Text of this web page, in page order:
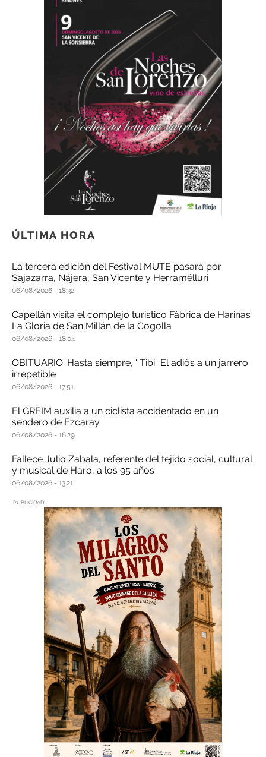
ÚLTIMA HORA
La tercera edición del Festival MUTE pasará por
Sajazarra, Nájera, San Vicente y Herramélluri
06/08/2026 18:32
Capellán visita el complejo turístico Fábrica de Harinas
La Gloria de San Millán de la Cogolla
06/08/2026 18:04
OBITUARIO: Hasta siempre, ‘ Tibi’. El adiós a un jarrero
irrepetible
06/08/2026 17:51
El GREIM auxilia a un ciclista accidentado en un
sendero de Ezcaray
06/08/2026 16:29
Fallece Julio Zabala, referente del tejido social, cultural
y musical de Haro, a los 95 años
06/08/2026 13:21
PUBLICIDAD